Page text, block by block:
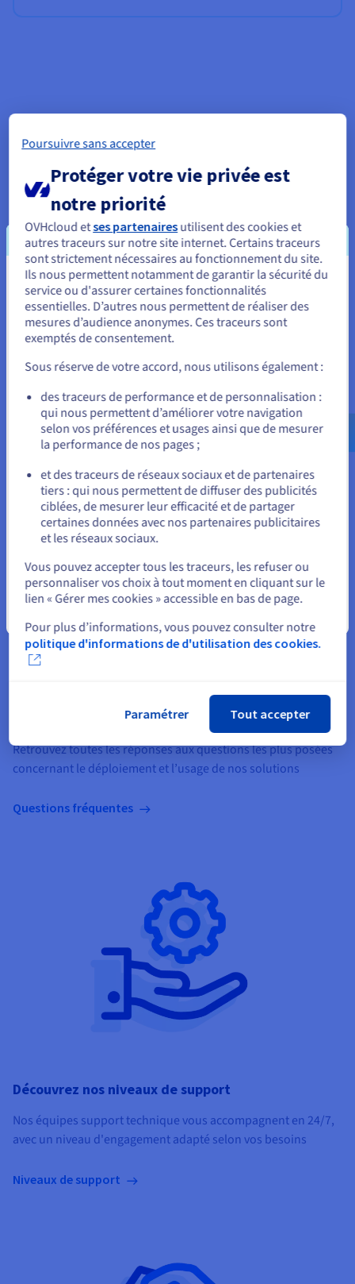
Parcourez les articles de notre blog
De nombreux articles sur les cas d'usages des solutions
OVHcloud, sur les initiatives et évolutions du cloud computing
Blog OVHcloud
Accédez à notre FAQ Public Cloud
Retrouvez toutes les réponses aux questions les plus posées
concernant le déploiement et l’usage de nos solutions
Questions fréquentes
Découvrez nos niveaux de support
Nos équipes support technique vous accompagnent en 24/7,
avec un niveau d'engagement adapté selon vos besoins
Niveaux de support
Vous semblez être localisé en États-
Unis.
Pour commander, rendez-vous sur le site de votre pays (États-
Allez sur le site États-Unis
us.ovhcloud.com/
Anglais USD - $
ou
Rester sur le site actuel
Sélectionner un autre site web
Poursuivre sans accepter
Protéger votre vie privée est
notre priorité
OVHcloud etses partenairesutilisent des cookies et
autres traceurs sur notre site internet. Certains traceurs
sont strictement nécessaires au fonctionnement du site.
Ils nous permettent notamment de garantir la sécurité du
service ou d'assurer certaines fonctionnalités
essentielles. D’autres nous permettent de réaliser des
mesures d’audience anonymes. Ces traceurs sont
exemptés de consentement.
Sous réserve de votre accord, nous utilisons également :
des traceurs de performance et de personnalisation :
qui nous permettent d’améliorer votre navigation
selon vos préférences et usages ainsi que de mesurer
la performance de nos pages ;
et des traceurs de réseaux sociaux et de partenaires
tiers : qui nous permettent de diffuser des publicités
ciblées, de mesurer leur efficacité et de partager
certaines données avec nos partenaires publicitaires
et les réseaux sociaux.
Vous pouvez accepter tous les traceurs, les refuser ou
personnaliser vos choix à tout moment en cliquant sur le
lien « Gérer mes cookies » accessible en bas de page.
Pour plus d’informations, vous pouvez consulter notre
politique d'informations de d'utilisation des cookies.
Paramétrer Tout accepter